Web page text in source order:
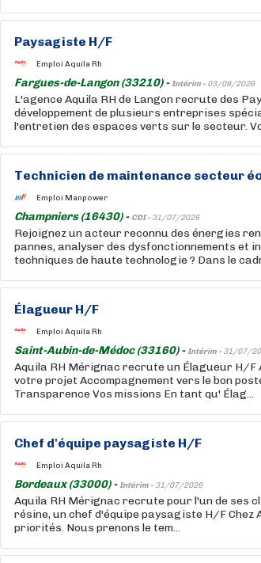
Paysagiste H/F
Emploi Aquila Rh
Fargues-de-Langon (33210) -Intérim - 03/08/2026
L'agence Aquila RH de Langon recrute des
développement de plusieurs entreprises
l'entretien des espaces verts sur le secteur.
Technicien de maintenance secteur
Emploi Manpower
Champniers (16430) - CDI - 31/07/2026
Rejoignez un acteur reconnu des énergies
pannes, analyser des dysfonctionnements et
techniques de haute technologie ? Dans le
Élagueur H/F
Emploi Aquila Rh
Saint-Aubin-de-Médoc (33160) -Intérim - 31/07/
Aquila RH Mérignac recrute un Élagueur H/F
votre projet Accompagnement vers le bon
Transparence Vos missions En tant qu' Élag...
Chef d'équipe paysagiste H/F
Emploi Aquila Rh
Bordeaux (33000) -Intérim - 31/07/2026
Aquila RH Mérignac recrute pour l'un de ses
résine, un chef d'équipe paysagiste H/F Chez
priorités. Nous prenons le tem...